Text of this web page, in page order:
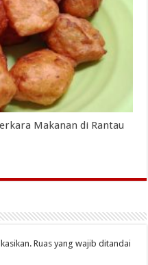
Makanan di Rantau
Ruas yang wajib ditandai